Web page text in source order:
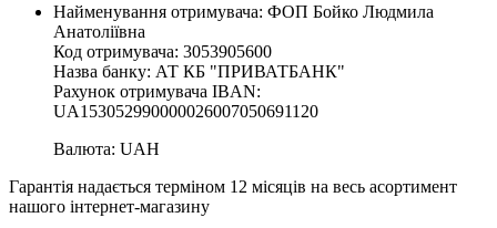
Найменування отримувача: ФОП Бойко Людмила
Анатоліївна
Код отримувача: 3053905600
Назва банку: АТ КБ "ПРИВАТБАНК"
Рахунок отримувача IBAN:
UA153052990000026007050691120
Валюта: UAH
Гарантія надається терміном 12 місяців на весь асортимент
нашого інтернет-магазину